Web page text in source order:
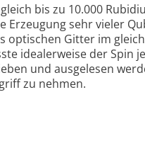
bis zu 10.000
sehr vieler
optischen Gitter im
idealerweise der Spin
und ausgelesen
zu nehmen.